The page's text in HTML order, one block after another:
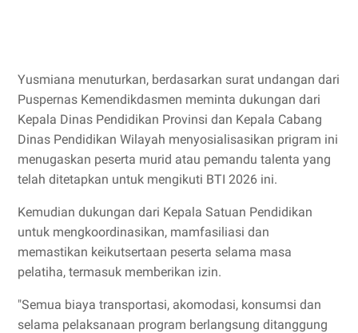
Yusmiana menuturkan, berdasarkan surat undangan dari
Puspernas Kemendikdasmen meminta dukungan dari
Kepala Dinas Pendidikan Provinsi dan Kepala Cabang
Dinas Pendidikan Wilayah menyosialisasikan prigram ini
menugaskan peserta murid atau pemandu talenta yang
telah ditetapkan untuk mengikuti BTI 2026 ini.
Kemudian dukungan dari Kepala Satuan Pendidikan
untuk mengkoordinasikan, mamfasiliasi dan
memastikan keikutsertaan peserta selama masa
pelatiha, termasuk memberikan izin.
"Semua biaya transportasi, akomodasi, konsumsi dan
selama pelaksanaan program berlangsung ditanggung